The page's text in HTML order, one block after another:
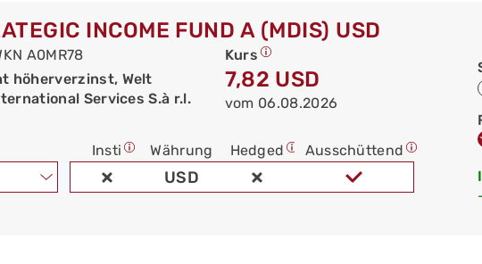
INCOME FUND A (MDIS) USD
A0MR78
höherverzinst, Welt
Services S.à r.l.
Kurs
7,82 USD
vom 06.08.2026
Insti Währung Hedged
Ausschüttend
USD